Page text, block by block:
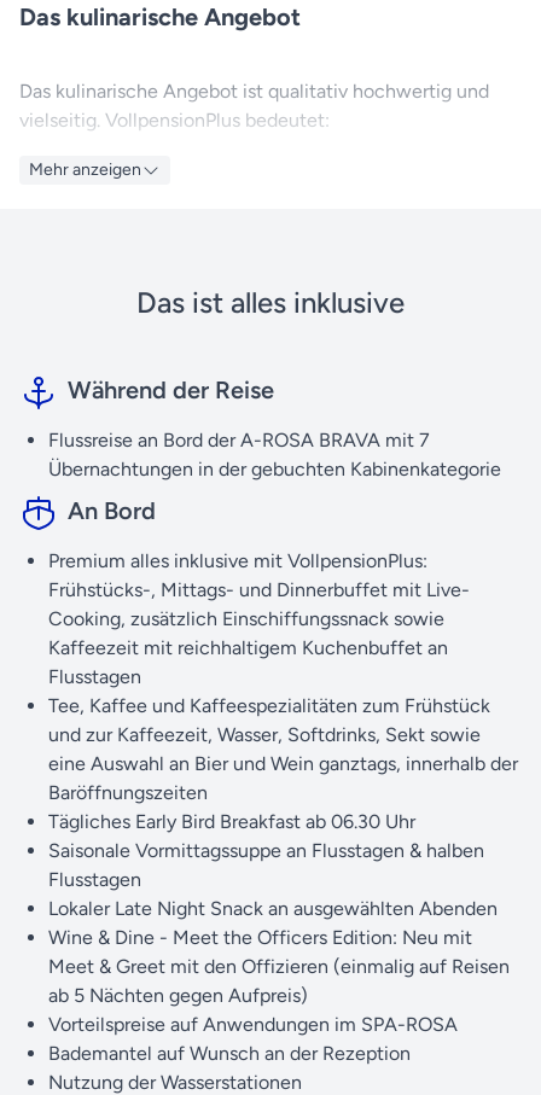
Das kulinarische Angebot
Das kulinarische Angebot ist qualitativ hochwertig und
vielseitig. VollpensionPlus bedeutet:
und zur Kaffeezeit, Wasser, Softdrinks, Sekt sowie
Freie Essenszeiten und freie Tischwahl im Markt- oder
Auf die Region abgestimmte Weinkarte
Große Auswahl an Beauty- und
Bodytreatments mit hochwertigen Produkten.
Sanarium mit Panoramablick. Fitnessraum mit modernen
Cardiogeräten: Crosstrainer und Ergometer.
Erlebnisduschen und Ruheraum. Außenbereich mit
Whirlpool, Liegen und Panoramablick.
A-ROSA Kabinen – Ihr Zuhause auf See! Die 99
komfortablen Außenkabinen (Nichtraucher) sind 14,5 m²
groß und mit Dusche/WC, Telefon, Haartrockner, Safe mit
individuell einstellbarem Zahlencode, SAT-TV und einer
individuell regulierbaren Klimaanlage ausgestattet. Sie
verfügen größtenteils über einen französischen Balkon.
Die Fenster können nur in den Kategorien 2-Bett-
Außenkabine C und D mit französischem Balkon geöffnet
werden. In der Kategorie S verfügen die Kabinen über
getrennte Betten und ein Zusatzbett.
Bordsprache: Deutsch
Mehr anzeigen
Das ist alles inklusive
Während der Reise
Flussreise an Bord der A-ROSA BRAVA mit 7
Übernachtungen in der gebuchten Kabinenkategorie
An Bord
Premium alles inklusive mit VollpensionPlus:
Frühstücks-, Mittags- und Dinnerbuffet mit Live-
Cooking, zusätzlich Einschiffungssnack sowie
Kaffeezeit mit reichhaltigem Kuchenbuffet an
Flusstagen
Tee, Kaffee und Kaffeespezialitäten zum Frühstück
und zur Kaffeezeit, Wasser, Softdrinks, Sekt sowie
eine Auswahl an Bier und Wein ganztags, innerhalb der
Baröffnungszeiten
Tägliches Early Bird Breakfast ab 06.30 Uhr
Saisonale Vormittagssuppe an Flusstagen & halben
Flusstagen
Lokaler Late Night Snack an ausgewählten Abenden
Wine & Dine - Meet the Officers Edition: Neu mit
Meet & Greet mit den Offizieren (einmalig auf Reisen
ab 5 Nächten gegen Aufpreis)
Vorteilspreise auf Anwendungen im SPA-ROSA
Bademantel auf Wunsch an der Rezeption
Nutzung der Wasserstationen